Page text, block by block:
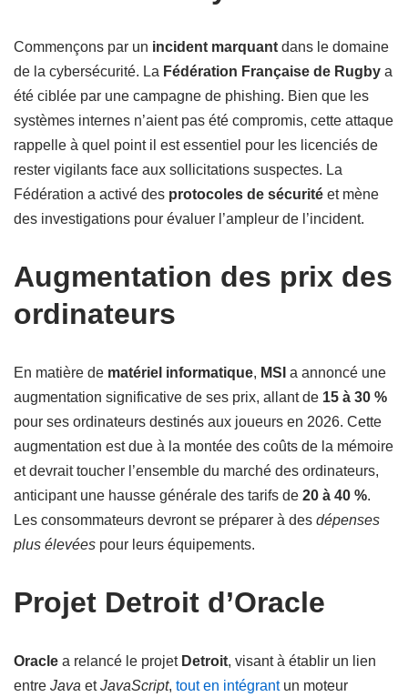
Commençons par un incident marquant dans le domaine
de la cybersécurité. La Fédération Française de Rugby a
été ciblée par une campagne de phishing. Bien que les
systèmes internes n’aient pas été compromis, cette attaque
rappelle à quel point il est essentiel pour les licenciés de
rester vigilants face aux sollicitations suspectes. La
Fédération a activé des protocoles de sécurité et mène
des investigations pour évaluer l’ampleur de l’incident.
Augmentation des prix des
ordinateurs
En matière de matériel informatique, MSI a annoncé une
augmentation significative de ses prix, allant de 15 à 30 %
pour ses ordinateurs destinés aux joueurs en 2026. Cette
augmentation est due à la montée des coûts de la mémoire
et devrait toucher l’ensemble du marché des ordinateurs,
anticipant une hausse générale des tarifs de 20 à 40 %.
Les consommateurs devront se préparer à des dépenses
plus élevées pour leurs équipements.
Projet Detroit d’Oracle
Oracle a relancé le projet Detroit, visant à établir un lien
entre Java etJavaScript, tout en intégrantun moteur